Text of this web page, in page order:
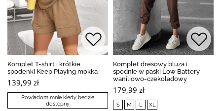
Komplet T-shirt i krótkie
spodenki Keep Playing mokka
139,99 zł
Powiadom mnie kiedy będzie
dostępny
Komplet dresowy bluza i
spodnie w paski Low Battery
waniliowo-czekoladowy
179,99 zł
S M L XL